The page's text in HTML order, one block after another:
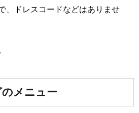
、ドレスコードなどはありませ
メニュー